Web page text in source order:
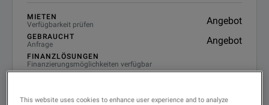
MIETEN
Verfügbarkeit prüfen
Angebot
GEBRAUCHT
Anfrage
Angebot
FINANZLÖSUNGEN
Finanzierungsmöglichkeiten verfügbar
This website uses cookies to enhance user experience and to analyze